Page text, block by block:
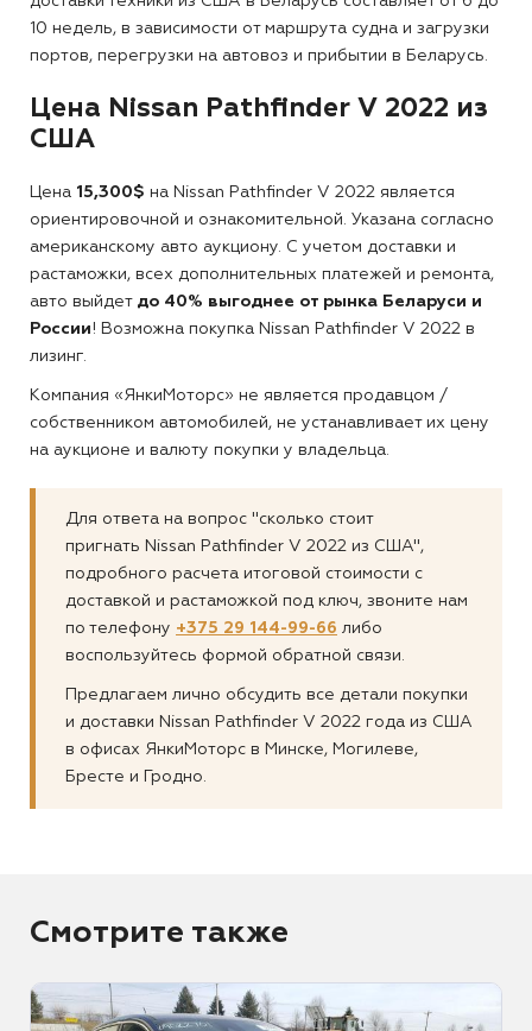
10 недель, в зависимости от маршрута судна и загрузки
портов, перегрузки на автовоз и прибытии в Беларусь.
Цена Nissan Pathfinder V 2022 из
США
Цена 15,300$ на Nissan Pathfinder V 2022 является
ориентировочной и ознакомительной. Указана согласно
американскому авто аукциону. С учетом доставки и
растаможки, всех дополнительных платежей и ремонта,
авто выйдет до 40% выгоднее от рынка Беларуси и
России! Возможна покупка Nissan Pathfinder V 2022 в
лизинг.
Компания «ЯнкиМоторс» не является продавцом /
собственником автомобилей, не устанавливает их цену
на аукционе и валюту покупки у владельца.
Для ответа на вопрос "сколько стоит
пригнать Nissan Pathfinder V 2022 из США",
подробного расчета итоговой стоимости с
доставкой и растаможкой под ключ, звоните нам
по телефону +375 29 144-99-66 либо
воспользуйтесь формой обратной связи.
Предлагаем лично обсудить все детали покупки
и доставки Nissan Pathfinder V 2022 года из США
в офисах ЯнкиМоторс в Минске, Могилеве,
Бресте и Гродно.
Смотрите также